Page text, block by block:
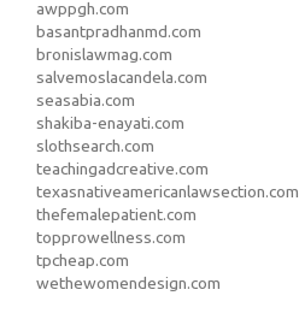
awppgh.com
basantpradhanmd.com
bronislawmag.com
salvemoslacandela.com
seasabia.com
shakiba-enayati.com
slothsearch.com
teachingadcreative.com
texasnativeamericanlawsection.com
thefemalepatient.com
topprowellness.com
tpcheap.com
wethewomendesign.com